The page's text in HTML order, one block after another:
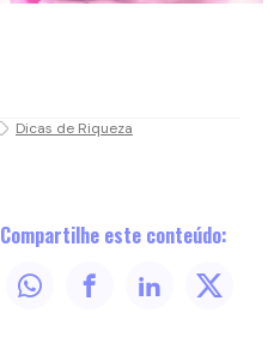
Dicas de Riqueza
Compartilhe este conteúdo: